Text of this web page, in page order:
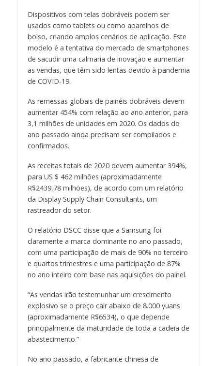
Dispositivos com telas dobráveis ​​podem ser
usados ​​como tablets ou como aparelhos de
bolso, criando amplos cenários de aplicação. Este
modelo é a tentativa do mercado de smartphones
de sacudir uma calmaria de inovação e aumentar
as vendas, que têm sido lentas devido à pandemia
de COVID-19.
As remessas globais de painéis dobráveis ​​devem
aumentar 454% com relação ao ano anterior, para
3,1 milhões de unidades em 2020. Os dados do
ano passado ainda precisam ser compilados e
confirmados.
As receitas totais de 2020 devem aumentar 394%,
para US $ 462 milhões (aproximadamente
R$2439,78 milhões), de acordo com um relatório
da Display Supply Chain Consultants, um
rastreador do setor.
O relatório DSCC disse que a Samsung foi
claramente a marca dominante no ano passado,
com uma participação de mais de 90% no terceiro
e quartos trimestres e uma participação de 87%
no ano inteiro com base nas aquisições do painel.
“As vendas irão testemunhar um crescimento
explosivo se o preço cair abaixo de 8.000 yuans
(aproximadamente R$6534), o que depende
principalmente da maturidade de toda a cadeia de
abastecimento.”
No ano passado, a fabricante chinesa de